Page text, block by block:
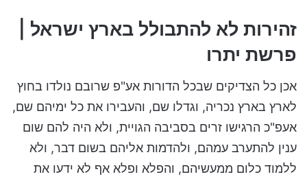
זהירות לא להתבולל בארץ ישראל |
פרשת יתרו
אכן כל הצדיקים שבכל הדורות אע"פ שרובם נולדו בחוץ
לארץ בארץ נכריה, וגדלו שם, והעבירו את כל ימיהם שם,
אעפ"כ הרגישו זרים בסביבה הגויית, ולא היה להם שום
ענין להתערב עמהם, ולהדמות אליהם בשום דבר, ולא
ללמוד כלום ממעשיהם, והפלא ופלא אף לא ידעו את